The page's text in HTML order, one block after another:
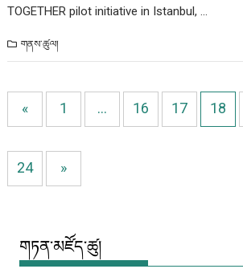
TOGETHER pilot initiative in Istanbul, …
གནས་ཚུལ།
« 1 … 16 17 18
24 »
གཏན་མཛོད་ཚུ།